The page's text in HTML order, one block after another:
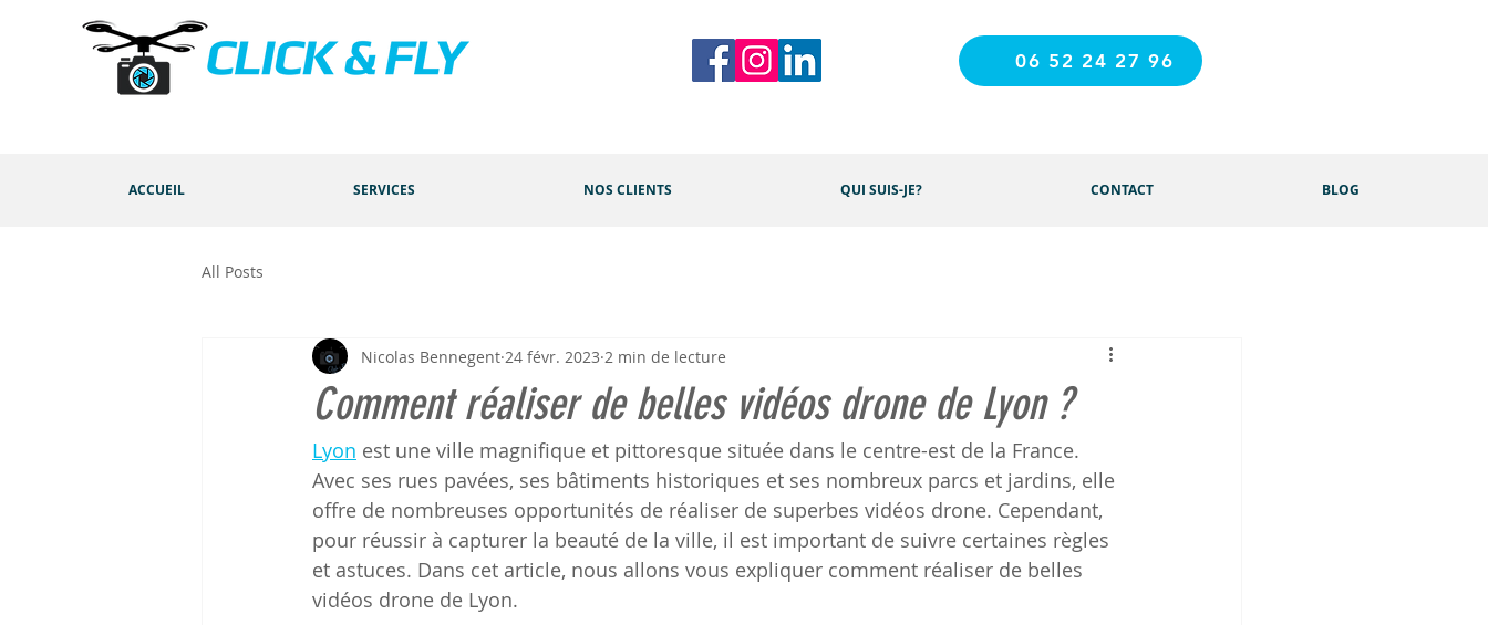
06 52 24 27 96
ACCUEIL SERVICES NOS CLIENTS QUI SUIS-JE? CONTACT BLOG
All Posts
Comment réaliser de belles vidéos drone de Lyon ?
Nicolas Bennegent 24 févr. 2023 2 min de lecture
Lyon est une ville magnifique et pittoresque située dans le centre-est de la France.
Avec ses rues pavées, ses bâtiments historiques et ses nombreux parcs et jardins, elle
offre de nombreuses opportunités de réaliser de superbes vidéos drone. Cependant,
pour réussir à capturer la beauté de la ville, il est important de suivre certaines règles
et astuces. Dans cet article, nous allons vous expliquer comment réaliser de belles
vidéos drone de Lyon.